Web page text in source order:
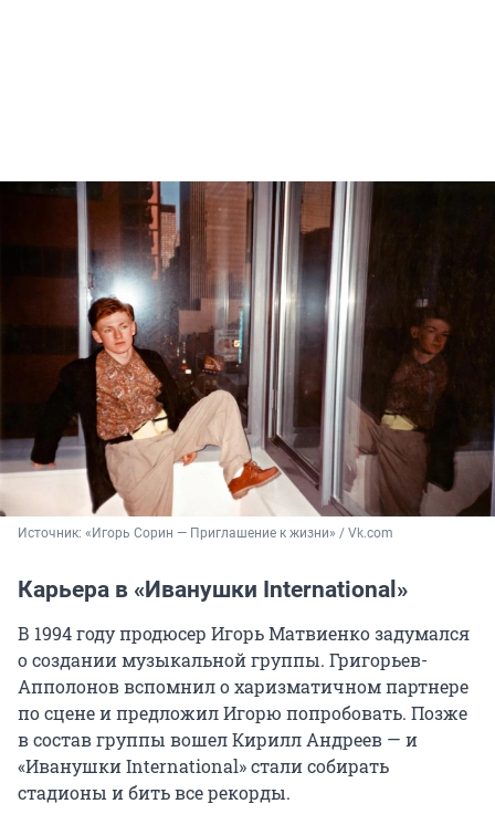
Источник: «Игорь Сорин — Приглашение к жизни» / Vk.com
Карьера в «Иванушки International»
В 1994 году продюсер Игорь Матвиенко задумался
о создании музыкальной группы. Григорьев-
Апполонов вспомнил о харизматичном партнере
по сцене и предложил Игорю попробовать. Позже
в состав группы вошел Кирилл Андреев — и
«Иванушки International» стали собирать
стадионы и бить все рекорды.